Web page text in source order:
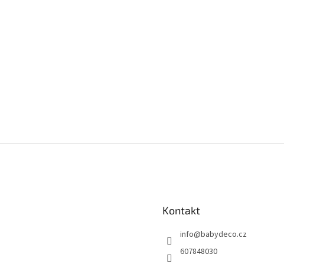
Kontakt
info@babydeco.cz
607848030